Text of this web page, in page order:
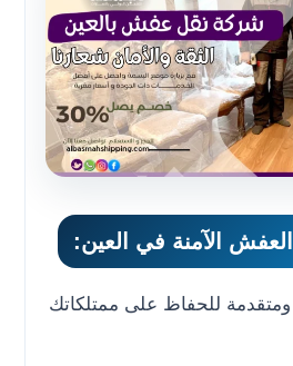
الآمنة في العين:
للحفاظ على ممتلكاتك